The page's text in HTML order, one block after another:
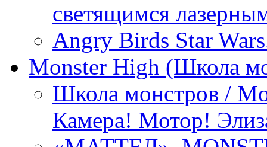
светящимся
Angry Birds Star
Monster High (Школа
Школа монстров /
Камера! Мотор!